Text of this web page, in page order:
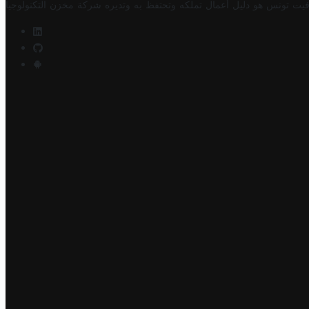
تونس هو دليل أعمال تملكه وتحتفظ به وتديره شركة مخزن التكنولوجيا